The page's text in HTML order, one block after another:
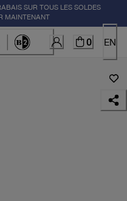
SUR TOUS LES SOLDES
0 EN